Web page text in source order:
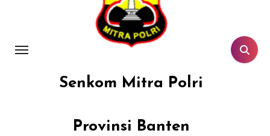
Senkom Mitra Polri
Provinsi Banten